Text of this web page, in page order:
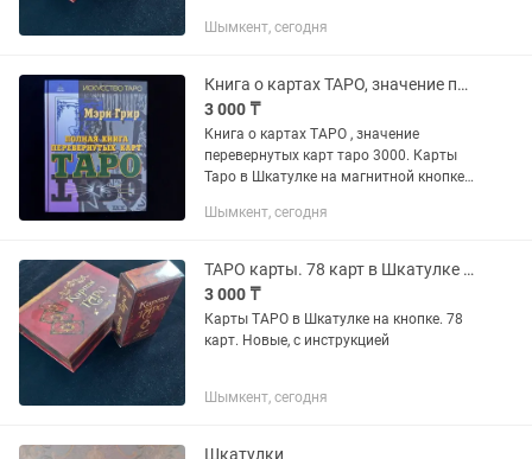
Шымкент, сегодня
Книга о картах ТАРО, значение перевернутых карт
3 000 ₸
Книга о картах ТАРО , значение
перевернутых карт таро 3000. Карты
Таро в Шкатулке на магнитной кнопке
Шымкент, сегодня
ТАРО карты. 78 карт в Шкатулке на магнитной кнопке. Новые, с инструкцией
3 000 ₸
Карты ТАРО в Шкатулке на кнопке. 78
карт. Новые, с инструкцией
Шымкент, сегодня
Шкатулки